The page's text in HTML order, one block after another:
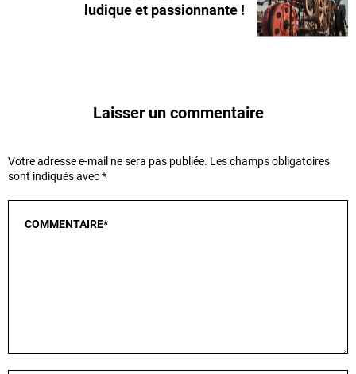
ludique et passionnante !
Laisser un commentaire
Votre adresse e-mail ne sera pas publiée. Les champs obligatoires
sont indiqués avec*